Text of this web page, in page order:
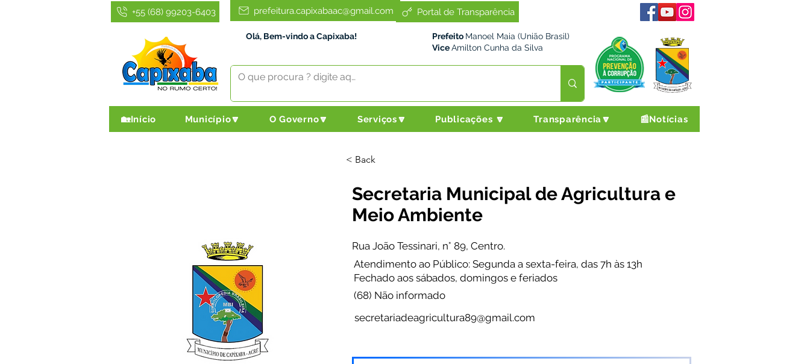
Portal de Transparência
prefeitura.capixabaac@gmail.com
+55 (68) 99203-6403
Olá, Bem-vindo a Capixaba! Prefeito Manoel Maia (União Brasil)
ViceAmilton Cunha da Silva
🏡Início Município🔽 O Governo🔽 Serviços🔽 Publicações 🔽 Transparência🔽 📰Notícias
< Back
Secretaria Municipal de Agricultura e
Meio Ambiente
Rua João Tessinari, n° 89, Centro.
Atendimento ao Público: Segunda a sexta-feira, das 7h às 13h
Fechado aos sábados, domingos e feriados
(68) Não informado
secretariadeagricultura89@gmail.com